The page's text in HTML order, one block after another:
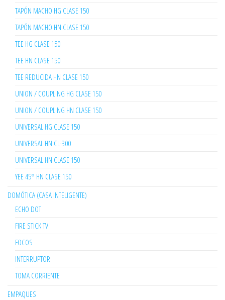
TAPÓN MACHO HG CLASE 150
TAPÓN MACHO HN CLASE 150
TEE HG CLASE 150
TEE HN CLASE 150
TEE REDUCIDA HN CLASE 150
UNION / COUPLING HG CLASE 150
UNION / COUPLING HN CLASE 150
UNIVERSAL HG CLASE 150
UNIVERSAL HN CL-300
UNIVERSAL HN CLASE 150
YEE 45° HN CLASE 150
DOMÓTICA (CASA INTELIGENTE)
ECHO DOT
FIRE STICK TV
FOCOS
INTERRUPTOR
TOMA CORRIENTE
EMPAQUES